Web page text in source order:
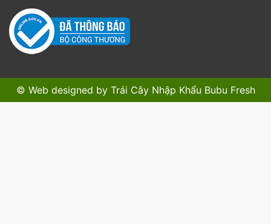
Hạt macca
Hạt óc chó
Kẹo
© Web designed by Trái Cây Nhập Khẩu Bubu Fresh